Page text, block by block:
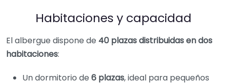
Habitaciones y capacidad
El albergue dispone de 40 plazas distribuidas en dos
habitaciones:
Un dormitorio de 6 plazas, ideal para pequeños